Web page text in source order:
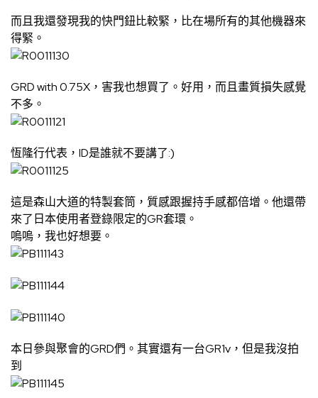
而且我還發現我的快門鈕比較緊，比在場所有的其他機器來
得緊。
GRD with 0.75X，害我也想買了。好用，而且畫質損失感覺
不多。
恆隆行代表，ID是誰就不要講了:)
這是森山大道的特製套筒，質感跟握持手感都倍增。他還帶
來了日本使用者登錄限定的GR套環。
嗚嗚，我也好想要。
本日參與聚會的GRD們。其實還有一台GR1v，但是我沒拍
到